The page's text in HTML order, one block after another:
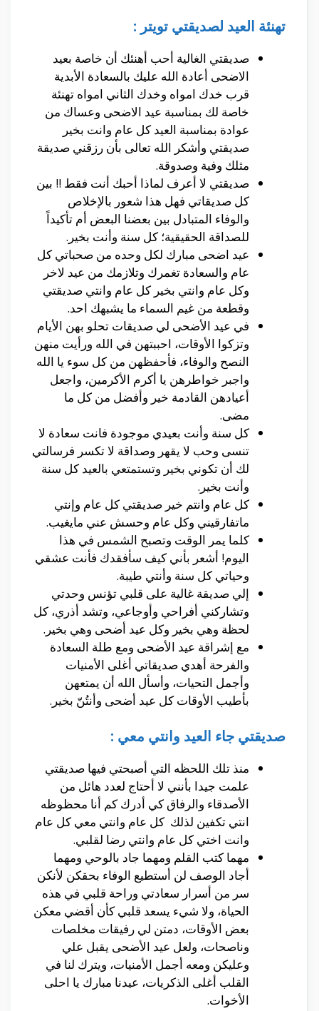
تهنئة العيد لصديقتي تويتر :
صديقتي الغالية أحب أهنئك أن خاصة بعيد
الاضحى أعادة الله عليك بالسعادة الأبدية
قرب خدك امواه وخدك الثاني امواه تهنئة
خاصة لك بمناسبة عيد الاضحى وعساك من
عوادة بمناسبة العيد كل عام وانت بخير
صديقتي وأشكر الله تعالى بأن رزقني صديقة
مثلك وفية وصدوقة.
صديقتي لا أعرف لماذا أحبك أنت فقط !! بين
كل صديقاتي فهل هذا شعور بالإخلاص
والوفاء المتبادل بين بعضنا البعض أم تأكيداً
للصداقة الحقيقية؛ كل سنة وأنت بخير.
عيد اضحى مبارك لكل وحده من صحباتي كل
عام والسعادة تغمرك وتلازمك من عيد لاخر
وكل عام وانتي بخير كل عام وانتي صديقتي
وقطعة من غيم السماء ما يشبهك احد.
في عيد الأضحى لي صديقات تحلو بهن الأيام
وتزكوا الأوقات، احببتهن في الله ورأيت منهن
النصح والوفاء، فأحفظهن من كل سوء يا الله
واجبر خواطرهن يا أكرم الأكرمين، واجعل
أعيادهن القادمة خير وأفضل من كل ما
مضى.
كل سنة وأنت بعيدي موجودة فانت سعادة لا
تنسى وحب لا يقهر وصداقة لا تكسر فرسالتي
لك أن تكوني بخير وتستمتعي بالعيد كل سنة
وأنت بخير.
كل عام وانتم خير صديقتي كل عام وإنتي
ماتفارقيني وكل عام وحسش عني مايغيب.
كلما يمر الوقت وتصبح الشمس في هذا
اليوم! أشعر بأني كيف سأفقدك فأنت عشقي
وحياتي كل سنة وأنتي طيبة.
إلي صديقة غالية على قلبي تؤنس وحدتي
وتشاركني أفراحي وأوجاعي، وتشد أذري، كل
لحظة وهي بخير وكل عيد أضحى وهي بخير.
مع إشراقة عيد الأضحى ومع طلة السعادة
والفرحة أهدي صديقاتي أغلى الأمنيات
وأجمل التحيات، وأسأل الله أن يمتعهن
بأطيب الأوقات كل عيد أضحى وأنتُنّ بخير.
صديقتي جاء العيد وانتي معي :
منذ تلك اللحظه التي أصبحتي فيها صديقتي
علمت جيدا بأنني لا أحتاج لعدد هائل من
الأصدقاء والرفاق كي أدرك كم أنا محظوظه
انتي تكفين لذلك كل عام وانتي معي كل عام
وانت اختي كل عام وانتي رضا لقلبي.
مهما كتب القلم ومهما جاد بالوحي ومهما
أجاد الوصف لن أستطيع الوفاء بحقكن لأنكن
سر من أسرار سعادتي وراحة قلبي في هذه
الحياة، ولا شيء يسعد قلبي كأن أقضي معكن
بعض الأوقات، دمتن لي رفيقات مخلصات
وناصحات، ولعل عيد الأضحى يقبل علي
وعليكن ومعه أجمل الأمنيات، ويترك لنا في
القلب أغلى الذكريات، عيدنا مبارك يا احلى
الأخوات.